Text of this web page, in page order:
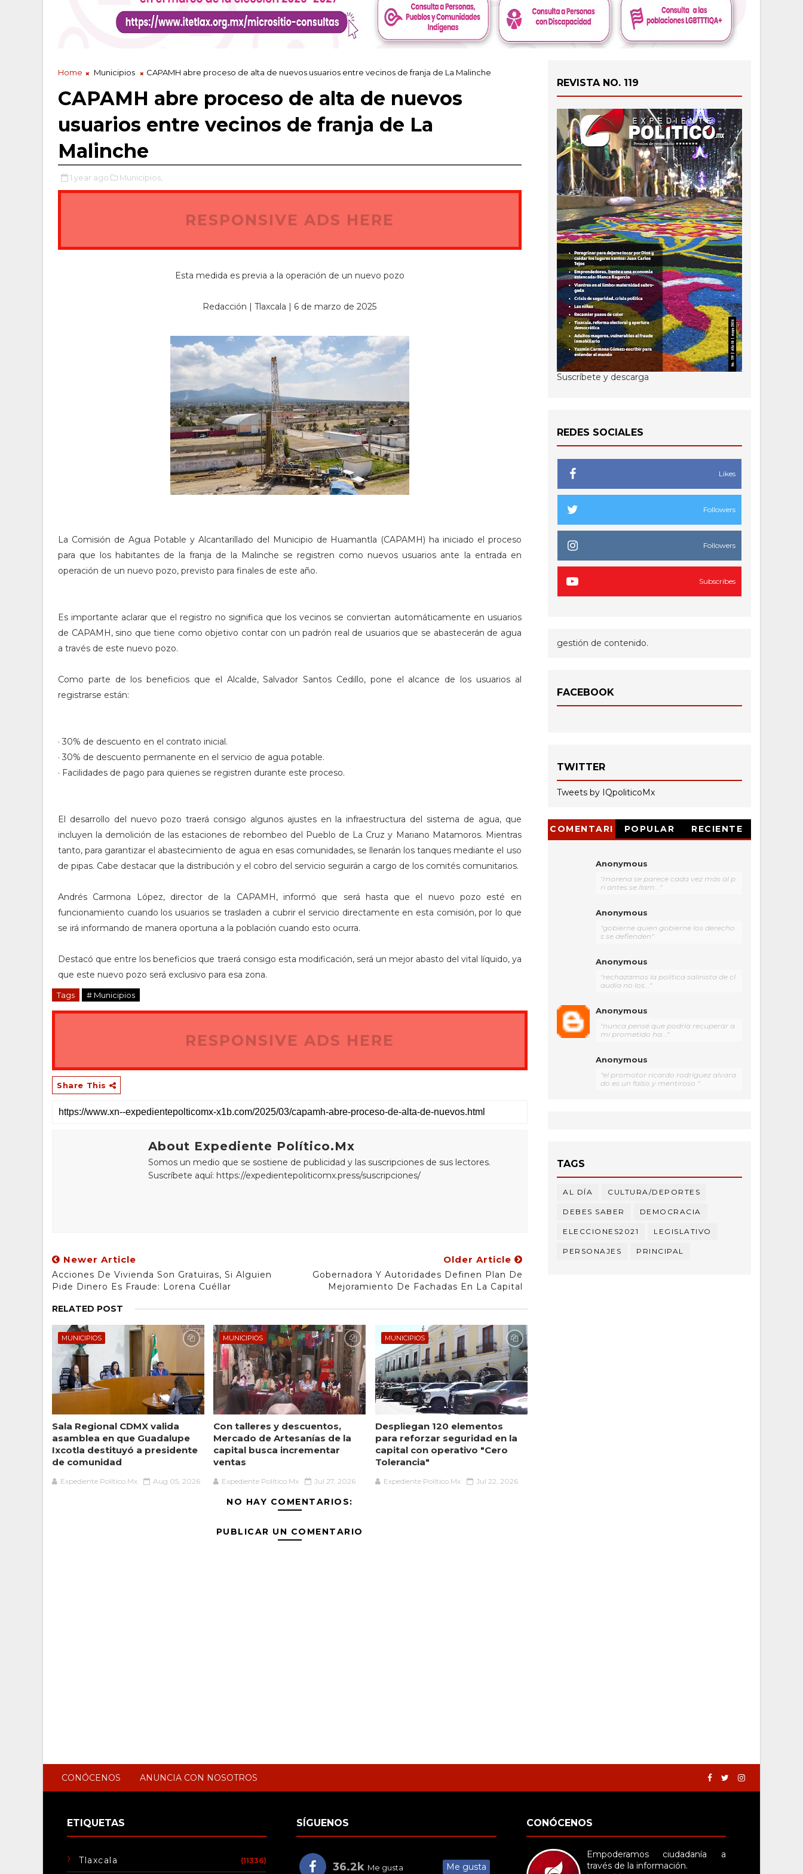
Home Municipios CAPAMH abre proceso de alta de nuevos usuarios entre vecinos de franja de La Malinche
CAPAMH abre proceso de alta de nuevos
usuarios entre vecinos de franja de La
Malinche
1 year ago Municipios,
RESPONSIVE ADS HERE
Esta medida es previa a la operación de un nuevo pozo
Redacción | Tlaxcala | 6 de marzo de 2025
La Comisión de Agua Potable y Alcantarillado del Municipio de Huamantla (CAPAMH) ha iniciado el proceso
para que los habitantes de la franja de la Malinche se registren como nuevos usuarios ante la entrada en
operación de un nuevo pozo, previsto para finales de este año.
Es importante aclarar que el registro no significa que los vecinos se conviertan automáticamente en usuarios
de CAPAMH, sino que tiene como objetivo contar con un padrón real de usuarios que se abastecerán de agua
a través de este nuevo pozo.
Como parte de los beneficios que el Alcalde, Salvador Santos Cedillo, pone el alcance de los usuarios al
registrarse están:
· 30% de descuento en el contrato inicial.
· 30% de descuento permanente en el servicio de agua potable.
· Facilidades de pago para quienes se registren durante este proceso.
El desarrollo del nuevo pozo traerá consigo algunos ajustes en la infraestructura del sistema de agua, que
incluyen la demolición de las estaciones de rebombeo del Pueblo de La Cruz y Mariano Matamoros. Mientras
tanto, para garantizar el abastecimiento de agua en esas comunidades, se llenarán los tanques mediante el uso
de pipas. Cabe destacar que la distribución y el cobro del servicio seguirán a cargo de los comités comunitarios.
Andrés Carmona López, director de la CAPAMH, informó que será hasta que el nuevo pozo esté en
funcionamiento cuando los usuarios se trasladen a cubrir el servicio directamente en esta comisión, por lo que
se irá informando de manera oportuna a la población cuando esto ocurra.
Destacó que entre los beneficios que traerá consigo esta modificación, será un mejor abasto del vital líquido, ya
que este nuevo pozo será exclusivo para esa zona.
Tags # Municipios
RESPONSIVE ADS HERE
Share This
About Expediente Político.Mx
Somos un medio que se sostiene de publicidad y las suscripciones de sus lectores.
Suscríbete aquí: https://expedientepoliticomx.press/suscripciones/
Newer Article
Acciones De Vivienda Son Gratuiras, Si Alguien
Pide Dinero Es Fraude: Lorena Cuéllar
Older Article
Gobernadora Y Autoridades Definen Plan De
Mejoramiento De Fachadas En La Capital
RELATED POST
MUNICIPIOS
Sala Regional CDMX valida
asamblea en que Guadalupe
Ixcotla destituyó a presidente
de comunidad
Expediente Político.Mx Aug 05, 2026
MUNICIPIOS
Con talleres y descuentos,
Mercado de Artesanías de la
capital busca incrementar
ventas
Expediente Político.Mx Jul 27, 2026
MUNICIPIOS
Despliegan 120 elementos
para reforzar seguridad en la
capital con operativo "Cero
Tolerancia"
Expediente Político.Mx Jul 22, 2026
NO HAY COMENTARIOS:
PUBLICAR UN COMENTARIO
REVISTA NO. 119
Suscríbete y descarga
REDES SOCIALES
Likes
Followers
Followers
Subscribes
gestión de contenido.
FACEBOOK
TWITTER
Tweets by IQpoliticoMx
COMENTARI
POPULAR RECIENTE
Anonymous
"morena se parece cada vez más al p
ri antes se llam..."
Anonymous
"gobierne quien gobierne los derecho
s se defienden"
Anonymous
"rechazamos la política salinista de cl
audia no los..."
Anonymous
"nunca pensé que podría recuperar a
mi prometido ha..."
Anonymous
"el promotor ricardo rodríguez alvara
do es un falso y mentiroso "
TAGS
AL DÍA CULTURA/DEPORTES
DEBES SABER DEMOCRACIA
ELECCIONES2021 LEGISLATIVO
PERSONAJES PRINCIPAL
CONÓCENOS ANUNCIA CON NOSOTROS
ETIQUETAS
Tlaxcala (11336)
SÍGUENOS
36.2k Me gusta Me gusta
CONÓCENOS
Empoderamos ciudadanía a
través de la información.